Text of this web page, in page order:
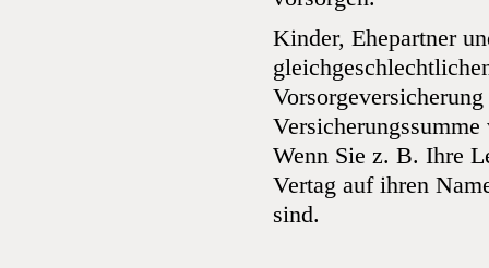
Kinder, Ehepartner
Wenn Sie z. B. Ihre
Vertag auf ihren
sind.